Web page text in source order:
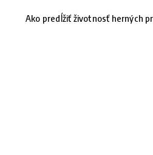
Ako predĺžiť životnosť herných